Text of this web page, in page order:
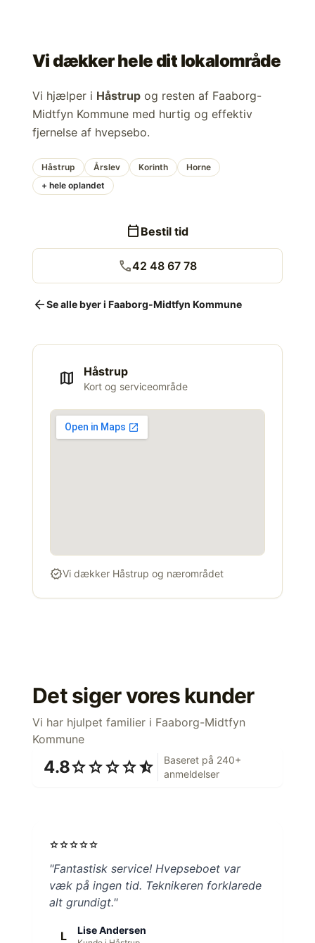
Vi dækker hele dit lokalområde
Vi hjælper i Håstrup og resten af Faaborg-
Midtfyn Kommune med hurtig og effektiv
fjernelse af hvepsebo.
Håstrup Årslev Korinth
Horne
+ hele oplandet
calendar_today Bestil tid
call42 48 67 78
arrow_backSe alle byer i Faaborg-Midtfyn Kommune
map Håstrup
Kort og serviceområde
verifiedVi dækker Håstrup og nærområdet
Det siger vores kunder
Vi har hjulpet familier i Faaborg-Midtfyn
Kommune
4.8starstarstarstarstar_half
Baseret på 240+
anmeldelser
starstarstarstarstar
"Fantastisk service! Hvepseboet var
væk på ingen tid. Teknikeren forklarede
alt grundigt."
L Lise Andersen